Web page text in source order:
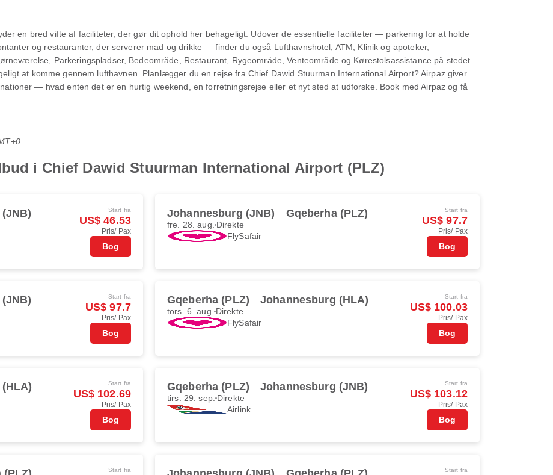
en bred vifte af faciliteter, der gør dit ophold her behageligt. Udover de essentielle faciliteter — parkering for at holde
og restauranter, der serverer mad og drikke — finder du også Lufthavnshotel, ATM, Klinik og apoteker,
Parkeringspladser, Bedeområde, Restaurant, Rygeområde, Venteområde og Kørestolsassistance på stedet.
at komme gennem lufthavnen. Planlægger du en rejse fra Chief Dawid Stuurman International Airport? Airpaz giver
— hvad enten det er en hurtig weekend, en forretningsrejse eller et nyt sted at udforske. Book med Airpaz og få
i Chief Dawid Stuurman International Airport (PLZ)
Start fra
US$ 46.53
Pris/ Pax
Bog
Johannesburg (JNB) Gqeberha (PLZ)
fre. 28. aug. Direkte
FlySafair
Start fra
US$ 97.7
Pris/ Pax
Bog
Start fra
US$ 97.7
Pris/ Pax
Bog
Gqeberha (PLZ) Johannesburg (HLA)
tors. 6. aug. Direkte
FlySafair
Start fra
US$ 100.03
Pris/ Pax
Bog
Start fra
US$ 102.69
Pris/ Pax
Bog
Gqeberha (PLZ) Johannesburg (JNB)
tirs. 29. sep. Direkte
Airlink
Start fra
US$ 103.12
Pris/ Pax
Bog
Start fra Start fra